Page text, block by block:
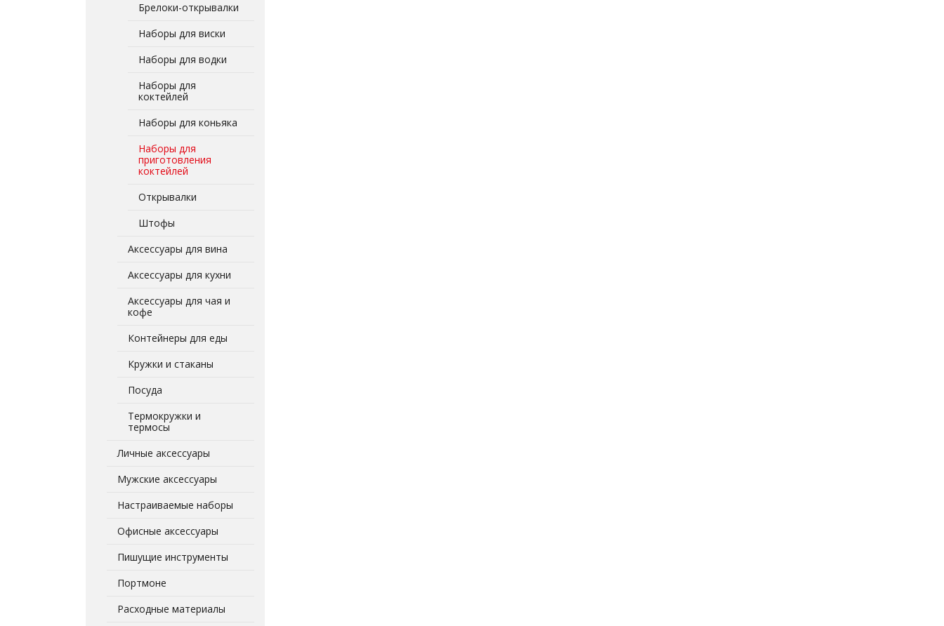
Брелоки-открывалки
Наборы для виски
Наборы для водки
Наборы для
коктейлей
Наборы для коньяка
Наборы для
приготовления
коктейлей
Открывалки
Штофы
Аксессуары для вина
Аксессуары для кухни
Аксессуары для чая и
кофе
Контейнеры для еды
Кружки и стаканы
Посуда
Термокружки и
термосы
Личные аксессуары
Мужские аксессуары
Настраиваемые наборы
Офисные аксессуары
Пишущие инструменты
Портмоне
Расходные материалы